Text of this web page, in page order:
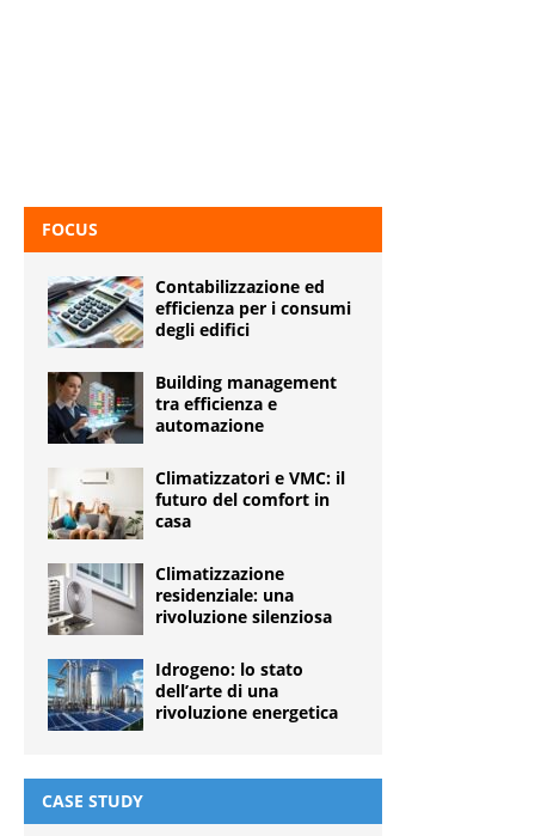
FOCUS
Contabilizzazione ed
efficienza per i consumi
degli edifici
Building management
tra efficienza e
automazione
Climatizzatori e VMC: il
futuro del comfort in
casa
Climatizzazione
residenziale: una
rivoluzione silenziosa
Idrogeno: lo stato
dell’arte di una
rivoluzione energetica
CASE STUDY